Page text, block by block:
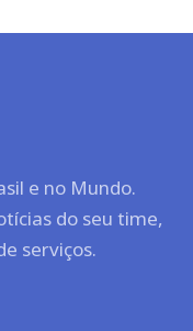
e no Mundo.
do seu time,
serviços.